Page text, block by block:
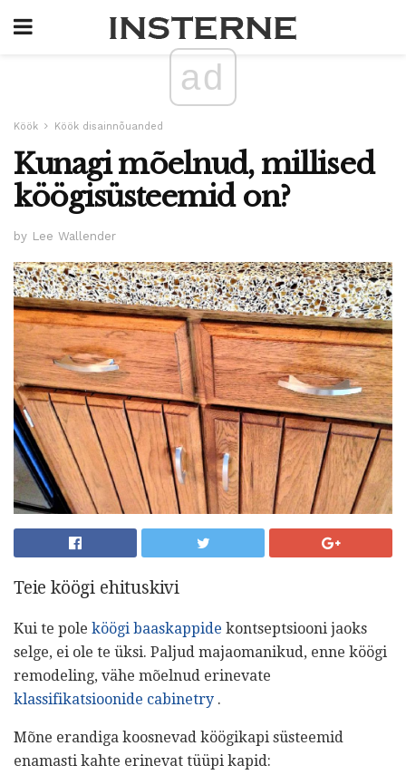
ad
Köök Köök disainnõuanded
Kunagi mõelnud, millised
köögisüsteemid on?
by Lee Wallender
Teie köögi ehituskivi
Kui te pole köögi baaskappide kontseptsiooni jaoks
selge, ei ole te üksi. Paljud majaomanikud, enne köögi
remodeling, vähe mõelnud erinevate
klassifikatsioonide cabinetry .
Mõne erandiga koosnevad köögikapi süsteemid
enamasti kahte erinevat tüüpi kapid: